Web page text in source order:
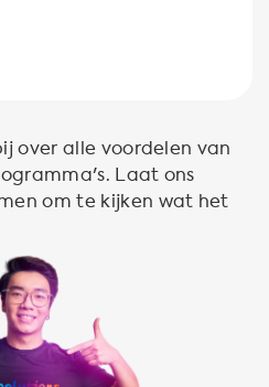
over alle voordelen van
Laat ons
om te kijken wat het